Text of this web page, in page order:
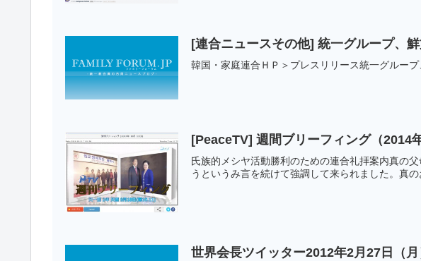
[連合ニュースその他] 統一グループ、
韓国・家庭連合ＨＰ＞プレスリリース統一グルー
[PeaceTV] 週間ブリーフィング（2014
氏族的メシヤ活動勝利のための連合礼拝案内真の
うというみ言を続けて強調して来られました。真
世界会長ツイッター2012年2月27日（月